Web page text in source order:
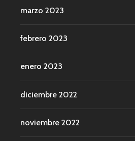
marzo 2023
febrero 2023
enero 2023
diciembre 2022
noviembre 2022